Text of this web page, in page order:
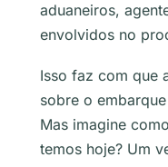
aduaneiros,
envolvidos no
Isso faz com que
sobre o
Mas imagine
temos hoje? Um